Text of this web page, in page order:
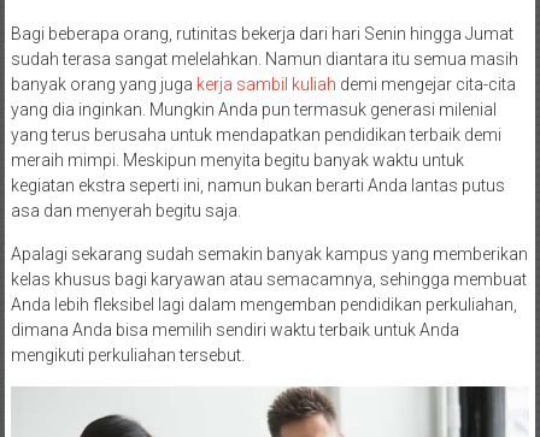
Bagi beberapa orang, rutinitas bekerja dari hari Senin hingga Jumat
sudah terasa sangat melelahkan. Namun diantara itu semua masih
banyak orang yang juga kerja sambil kuliah demi mengejar cita-cita
yang dia inginkan. Mungkin Anda pun termasuk generasi milenial
yang terus berusaha untuk mendapatkan pendidikan terbaik demi
meraih mimpi. Meskipun menyita begitu banyak waktu untuk
kegiatan ekstra seperti ini, namun bukan berarti Anda lantas putus
asa dan menyerah begitu saja.
Apalagi sekarang sudah semakin banyak kampus yang memberikan
kelas khusus bagi karyawan atau semacamnya, sehingga membuat
Anda lebih fleksibel lagi dalam mengemban pendidikan perkuliahan,
dimana Anda bisa memilih sendiri waktu terbaik untuk Anda
mengikuti perkuliahan tersebut.